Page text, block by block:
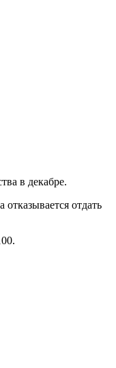
в декабре.
отдать